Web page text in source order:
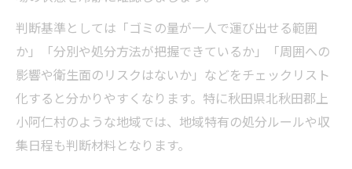
判断基準としては「ゴミの量が一人で運び出せる範囲
か」「分別や処分方法が把握できているか」「周囲への
影響や衛生面のリスクはないか」などをチェックリスト
化すると分かりやすくなります。特に秋田県北秋田郡上
小阿仁村のような地域では、地域特有の処分ルールや収
集日程も判断材料となります。